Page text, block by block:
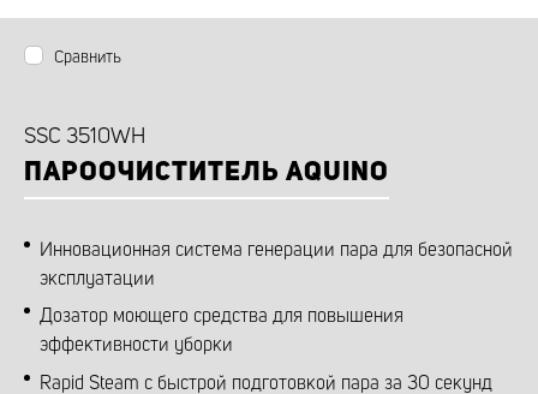
Сравнить
SSC 3510WH
ПАРООЧИСТИТЕЛЬ AQUINO
Инновационная система генерации пара для безопасной
эксплуатации
Дозатор моющего средства для повышения
эффективности уборки
Rapid Steam с быстрой подготовкой пара за 30 секунд